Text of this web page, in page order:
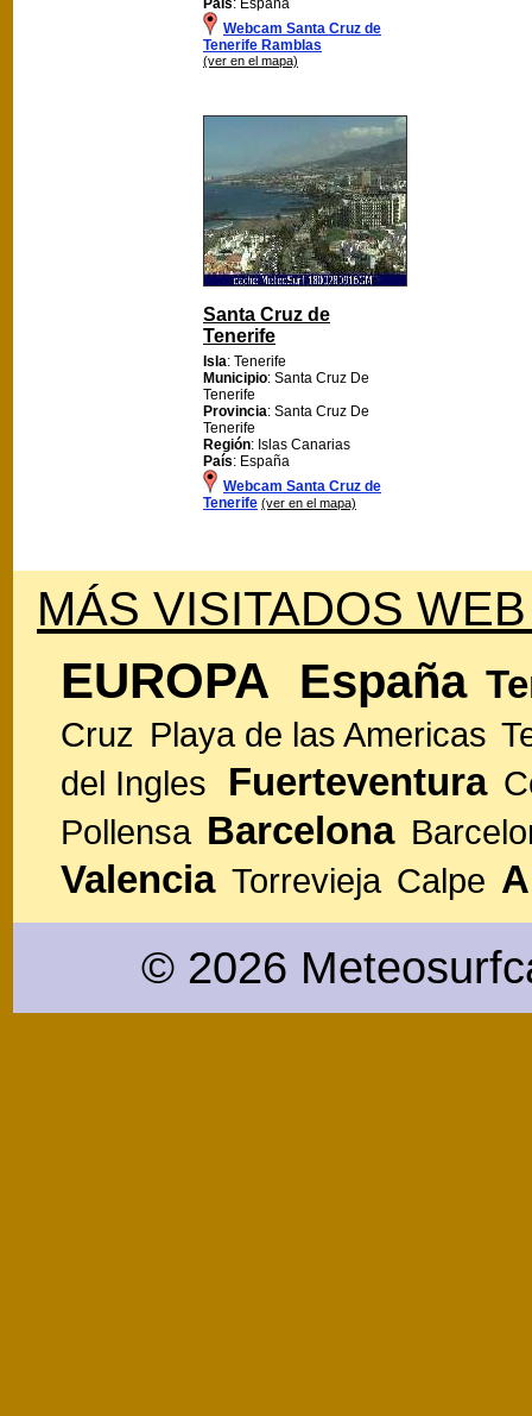
Webcam Santa Cruz de
Tenerife Ramblas
(ver en el mapa)
Santa Cruz de
Tenerife
Isla: Tenerife
Municipio: Santa Cruz De
Tenerife
Provincia: Santa Cruz De
Tenerife
Región: Islas Canarias
País: España
Webcam Santa Cruz de
Tenerife (ver en el mapa)
MÁS VISITADOS
EUROPA España
Cruz Playa de las Americas
del Ingles
Fuerteventura
Pollensa Barcelona
Valencia Torrevieja Calpe
© 2026